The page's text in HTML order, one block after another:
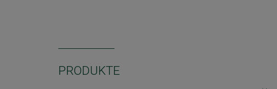
PRODUKTE